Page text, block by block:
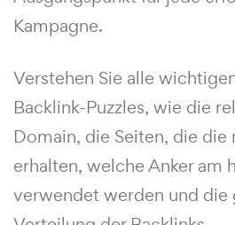
Kampagne.
Verstehen Sie alle
Backlink-Puzzles, wie die
Domain, die Seiten, die die
erhalten, welche Anker am
verwendet werden und die